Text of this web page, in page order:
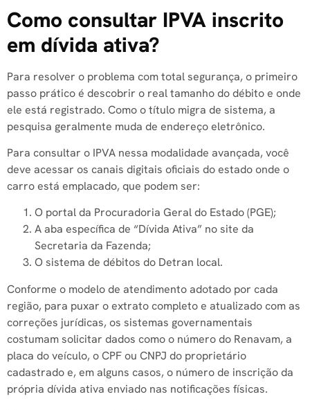
Como consultar IPVA inscrito
em dívida ativa?
Para resolver o problema com total segurança, o primeiro
passo prático é descobrir o real tamanho do débito e onde
ele está registrado. Como o título migra de sistema, a
pesquisa geralmente muda de endereço eletrônico.
Para consultar o IPVA nessa modalidade avançada, você
deve acessar os canais digitais oficiais do estado onde o
carro está emplacado, que podem ser:
O portal da Procuradoria Geral do Estado (PGE);
A aba específica de “Dívida Ativa” no site da
Secretaria da Fazenda;
O sistema de débitos do Detran local.
Conforme o modelo de atendimento adotado por cada
região, para puxar o extrato completo e atualizado com as
correções jurídicas, os sistemas governamentais
costumam solicitar dados como o número do Renavam, a
placa do veículo, o CPF ou CNPJ do proprietário
cadastrado e, em alguns casos, o número de inscrição da
própria dívida ativa enviado nas notificações físicas.